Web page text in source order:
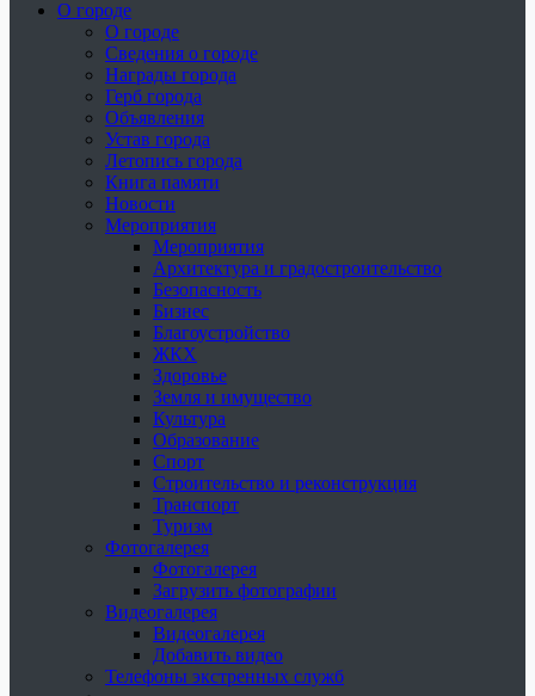
О городе
О городе
Сведения о городе
Награды города
Герб города
Объявления
Устав города
Летопись города
Книга памяти
Новости
Мероприятия
Мероприятия
Архитектура и градостроительство
Безопасность
Бизнес
Благоустройство
ЖКХ
Здоровье
Земля и имущество
Культура
Образование
Спорт
Строительство и реконструкция
Транспорт
Туризм
Фотогалерея
Фотогалерея
Загрузить фотографии
Видеогалерея
Видеогалерея
Добавить видео
Телефоны экстренных служб